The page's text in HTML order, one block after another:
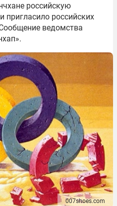
российскую
российских
ведомства
007shoes.com